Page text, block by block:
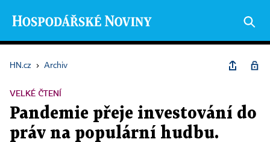
HN.cz › Archiv
VELKÉ ČTENÍ
Pandemie přeje investování do
práv na populární hudbu.